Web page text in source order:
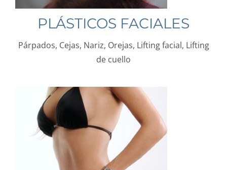
PLÁSTICOS FACIALES
Párpados, Cejas, Nariz, Orejas, Lifting facial, Lifting
de cuello